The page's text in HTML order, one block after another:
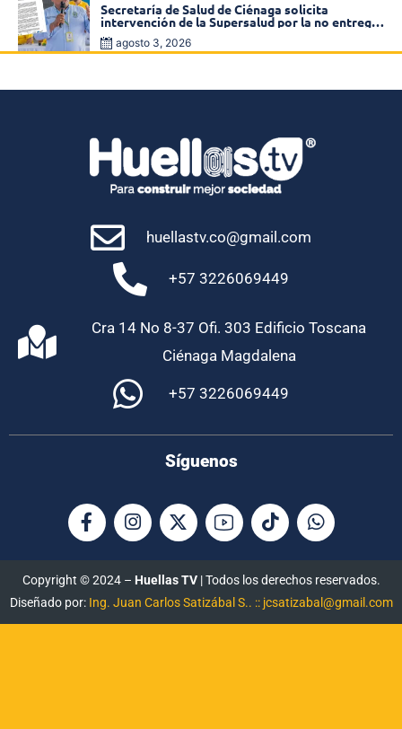
Secretaría de Salud de Ciénaga solicita
intervención de la Supersalud por la no entrega
de medicamentos en las EPS
agosto 3, 2026
huellastv.co@gmail.com
+57 3226069449
Cra 14 No 8-37 Ofi. 303 Edificio Toscana
Ciénaga Magdalena
+57 3226069449
Síguenos
Copyright © 2024 – Huellas TV| Todos los derechos reservados.
Diseñado por: Ing. Juan Carlos Satizábal S.. :: jcsatizabal@gmail.com